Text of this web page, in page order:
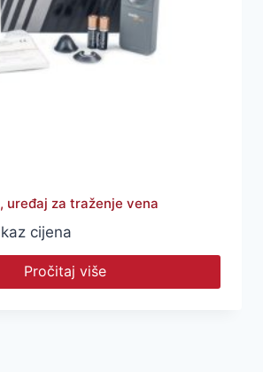
uređaj za traženje vena
cijena
Pročitaj više